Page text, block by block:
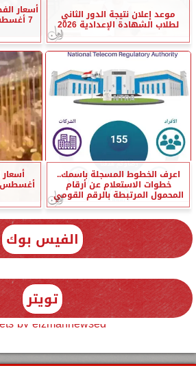
موعد إعلان نتيجة الدور الثاني
لطلاب الشهادة الإعدادية 2026
أسعار
اعرف الخطوط المسجلة باسمك..
خطوات الاستعلام عن أرقام
المحمول المرتبطة بالرقم القومي
الفيس بوك
تويتر
by elzmannewseg